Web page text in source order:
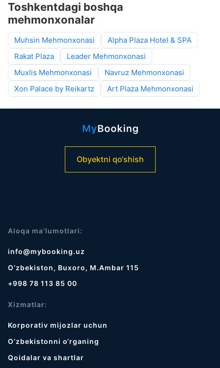
Toshkentdagi boshqa
mehmonxonalar
Muhsin Mehmonxonasi
Alpha Plaza Hotel & SPA
Rakat Plaza
Leader Mehmonxonasi
Muxlis Mehmonxonasi
Navruz Mehmonxonasi
Xon Palace by Reikartz
Art Plaza Mehmonxonasi
Obyektni qo‘shish
Aloqa ma’lumotlari:
info@mybooking.uz
O‘zbekiston, Buxoro, M.Ambar 115
+998 78 113 85 00
Xizmatlar:
Korporativ mijozlar uchun
O‘zbekistonni o‘rganing
Qoidalar va shartlar